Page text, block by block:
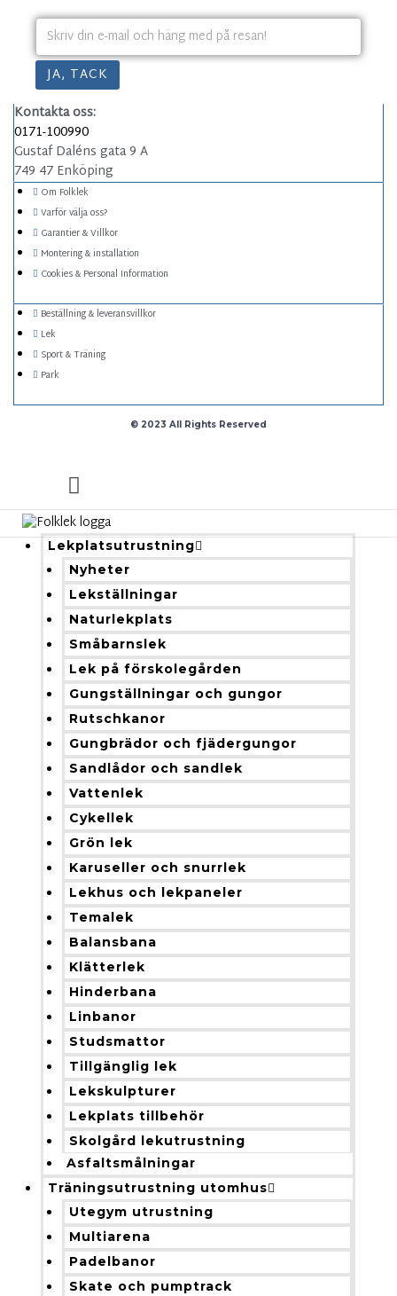
Kontakta oss:
0171-100990
Gustaf Daléns gata 9 A
749 47 Enköping
Om Folklek
Varför välja oss?
Garantier & Villkor
Montering & installation
Cookies & Personal Information
Beställning & leveransvillkor
Lek
Sport & Träning
Park
© 2023 All Rights Reserved
Lekplatsutrustning
Nyheter
Lekställningar
Naturlekplats
Småbarnslek
Lek på förskolegården
Gungställningar och gungor
Rutschkanor
Gungbrädor och fjädergungor
Sandlådor och sandlek
Vattenlek
Cykellek
Grön lek
Karuseller och snurrlek
Lekhus och lekpaneler
Temalek
Balansbana
Klätterlek
Hinderbana
Linbanor
Studsmattor
Tillgänglig lek
Lekskulpturer
Lekplats tillbehör
Skolgård lekutrustning
Asfaltsmålningar
Träningsutrustning utomhus
Utegym utrustning
Multiarena
Padelbanor
Skate och pumptrack